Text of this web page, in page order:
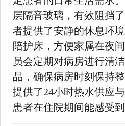
层隔音玻璃，有效阻挡
者提供了安静的休息环
陪护床，方便家属在夜
员会定期对病房进行清
品，确保病房时刻保持
提供了24小时热水供应
患者在住院期间能感受